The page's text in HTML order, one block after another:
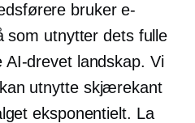
bruker e-
som utnytter dets fulle
AI-drevetlandskap. Vi
utnytte skjærekant
eksponentielt. La